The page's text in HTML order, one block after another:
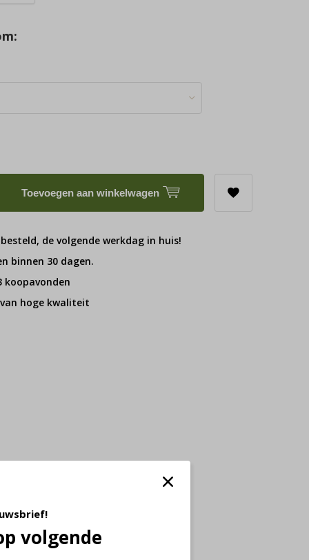
Toevoegen aan winkelwagen
de volgende werkdag in huis!
binnen 30 dagen.
koopavonden
hoge kwaliteit
volgende